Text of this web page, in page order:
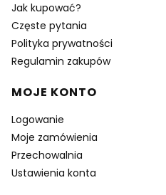
Jak kupować?
Częste pytania
Polityka prywatności
Regulamin zakupów
MOJE KONTO
Logowanie
Moje zamówienia
Przechowalnia
Ustawienia konta